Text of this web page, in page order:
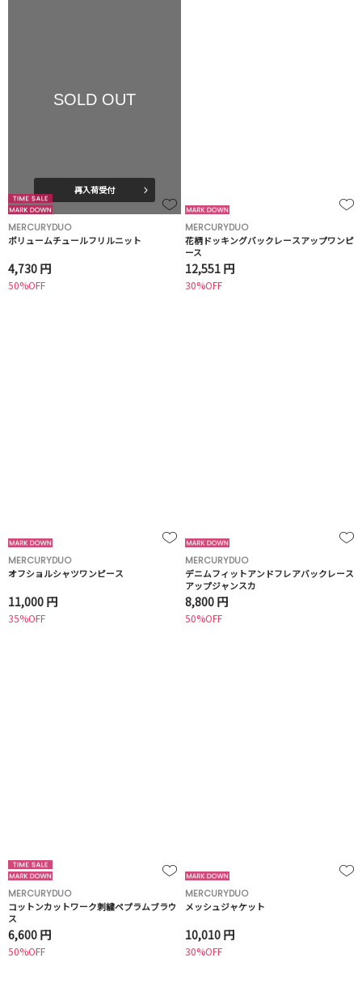
SOLD OUT
再入荷受付
MERCURYDUO
ボリュームチュールフリルニット
4,730 円
50%OFF
MERCURYDUO
花柄ドッキングバックレースアップワンピ
ース
12,551 円
30%OFF
MERCURYDUO
オフショルシャツワンピース
11,000 円
35%OFF
MERCURYDUO
デニムフィットアンドフレアバックレース
アップジャンスカ
8,800 円
50%OFF
MERCURYDUO
コットンカットワーク刺繍ペプラムブラウ
ス
6,600 円
50%OFF
MERCURYDUO
メッシュジャケット
10,010 円
30%OFF